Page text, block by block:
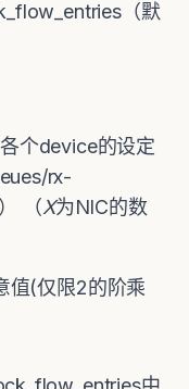
（默
个device的设定
rx-
（X为NIC的数
值(仅限2的阶乘